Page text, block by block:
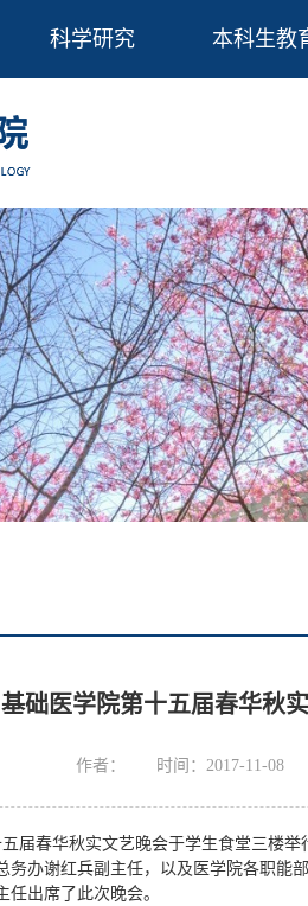
科学研究 本科生教
基础医学院第十五届春华秋
作者： 时间：2017-11-08
届春华秋实文艺晚会于学生食堂三楼
办谢红兵副主任，以及医学院各职能
出席了此次晚会。